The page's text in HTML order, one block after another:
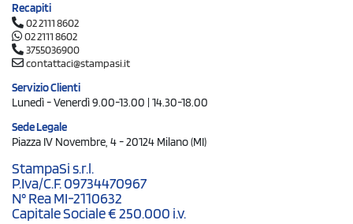
Recapiti
02 2111 8602
02 2111 8602
3755036900
contattaci@stampasi.it
Servizio Clienti
Lunedì - Venerdì 9.00-13.00 | 14.30-18.00
Sede Legale
Piazza IV Novembre, 4 - 20124 Milano (MI)
StampaSi s.r.l.
P.Iva/C.F. 09734470967
N° Rea MI-2110632
Capitale Sociale € 250.000 i.v.